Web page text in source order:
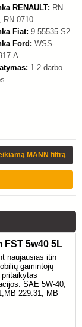
RENAULT: RN
RN 0710
Fiat: 9.55535-S2
Ford: WSS-
A
1-2 darbo
MANN filtrą
FST 5w40 5L
naujausias itin
gamintojų
SAE 5W-40;
MB 229.31; MB